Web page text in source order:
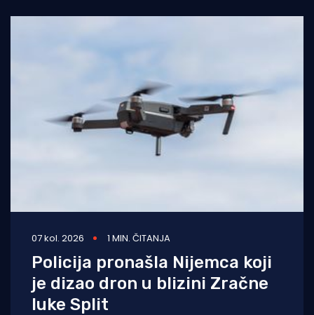
07 kol. 2026 1 MIN. ČITANJA
Policija pronašla Nijemca koji
je dizao dron u blizini Zračne
luke Split